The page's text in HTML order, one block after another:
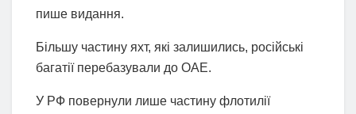
пише видання.
Більшу частину яхт, які залишились, російські
багатії перебазували до ОАЕ.
У РФ повернули лише частину флотилії